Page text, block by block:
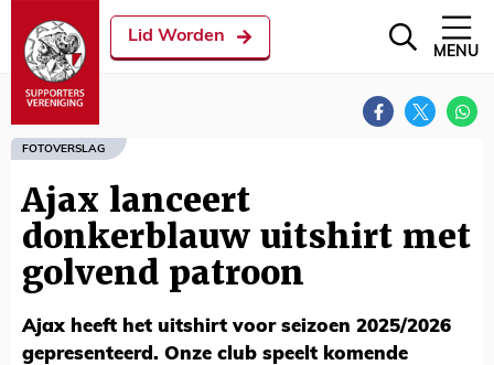
Lid Worden
MENU
FOTOVERSLAG
Ajax lanceert
donkerblauw uitshirt met
golvend patroon
Ajax heeft het uitshirt voor seizoen 2025/2026
gepresenteerd. Onze club speelt komende